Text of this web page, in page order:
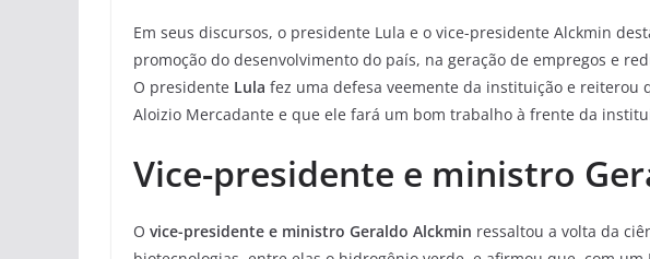
Em seus discursos, o presidente Lula e o vice-presidente Alckmin
promoção do desenvolvimento do país, na geração de empregos e
O presidente Lula fez uma defesa veemente da instituição e reiterou
Aloizio Mercadante e que ele fará um bom trabalho à frente da
Vice-presidente e ministro
O vice-presidente e ministro Geraldo Alckmin ressaltou a volta da